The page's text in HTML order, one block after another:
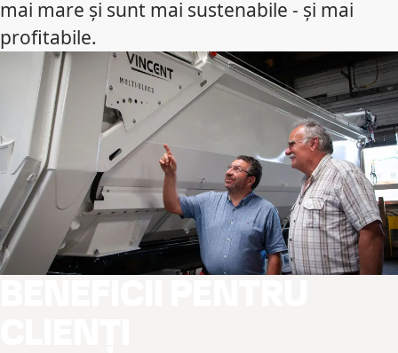
mai mare și sunt mai sustenabile - și mai
profitabile.